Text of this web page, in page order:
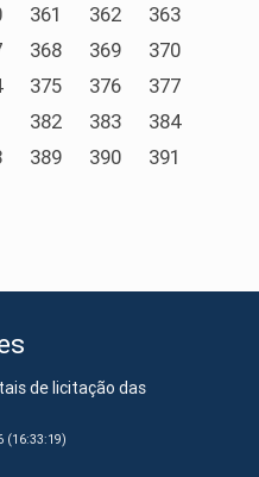
361 362
363
368 369
370
375 376
377
382 383
384
389 390
391
de licitação das
(16:33:19)